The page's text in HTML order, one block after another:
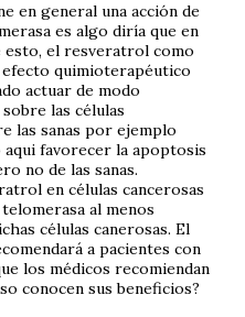
en general una acción de
es algo diría que en
esto, el resveratrol como
quimioterapéutico
actuar de modo
las células
las sanas por ejemplo
aqui favorecer la apoptosis
no de las sanas.
en células cancerosas
al menos
células canerosas. El
a pacientes con
los médicos recomiendan
conocen sus beneficios?